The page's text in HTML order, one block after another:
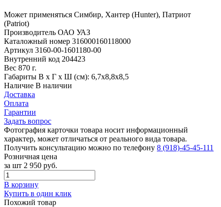
Может применяться Симбир, Хантер (Hunter), Патриот
(Patriot)
Производитель ОАО УАЗ
Каталожный номер 316000160118000
Артикул 3160-00-1601180-00
Внутренний код 204423
Вес 870 г.
Габариты В х Г х Ш (см): 6,7х8,8х8,5
Наличие В наличии
Доставка
Оплата
Гарантии
Задать вопрос
Фотография карточки товара носит информационный
характер, может отличаться от реального вида товара.
Получить консультацию можно по телефону 8 (918)-45-45-111
Розничная цена
за шт 2 950 руб.
В корзину
Купить в один клик
Похожий товар